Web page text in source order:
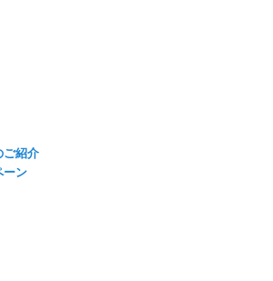
ご紹介
ーン